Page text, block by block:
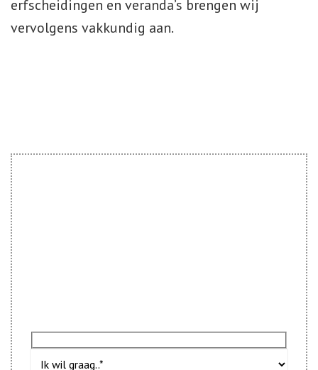
erfscheidingen en veranda’s brengen wij
vervolgens vakkundig aan.